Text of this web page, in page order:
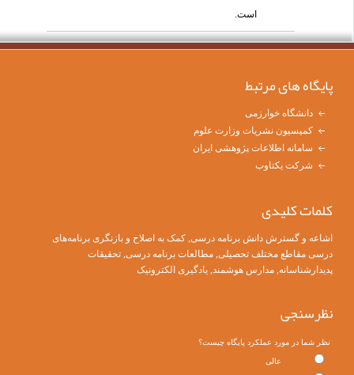
است.
پایگاه های مرتبط
دانشگاه خوارزمی
کمیسیون نشریات وزارت علوم
سامانه اطلاعات پژوهشی ایران
شرکت یکتاوب
کلمات کلیدی
اشاعه و گسترش دانش برنامه درسی,کمک به اصلاح و بازنگری برنامه‌های
درسی مقاطع مختلف تحصیلی, مطالعات برنامه درسی, تحقیقات
پدیدارشناسانه, مدارس هوشمند, یادگیری الکترونیک
نظرسنجی
نظر شما در مورد عملکرد پایگاه چیست؟
عالی